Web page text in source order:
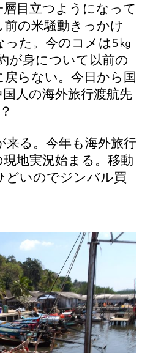
目立つようになって
の米騒動きっかけ
た。今のコメは5㎏
が身について以前の
らない。今日から国
人の海外旅行渡航先
来る。今年も海外旅行
地実況始まる。移動
どいのでジンバル買